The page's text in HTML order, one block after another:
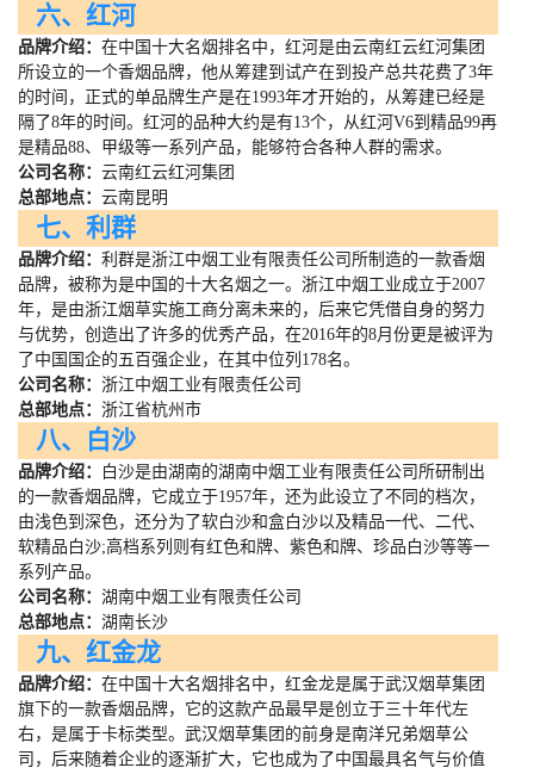
六、红河
品牌介绍： 在中国十大名烟排名中，红河是由云南红云红河集团
所设立的一个香烟品牌，他从筹建到试产在到投产总共花费了3年
的时间，正式的单品牌生产是在1993年才开始的，从筹建已经是
隔了8年的时间。红河的品种大约是有13个，从红河 V6到精品99再
是精品88、甲级等一系列产品，能够符合各种人群的需求。
公司名称： 云南红云红河集团
总部地点： 云南昆明
七、利群
品牌介绍： 利群是浙江中烟工业有限责任公司所制造的一款香烟
品牌，被称为是中国的十大名烟之一。浙江中烟工业成立于2007
年，是由浙江烟草实施工商分离未来的，后来它凭借自身的努力
与优势，创造出了许多的优秀产品，在2016年的8月份更是被评为
了中国国企的五百强企业，在其中位列 178名。
公司名称： 浙江中烟工业有限责任公司
总部地点： 浙江省杭州市
八、白沙
品牌介绍：
白沙是由湖南的湖南中烟工业有限责任公司所研制出
的一款香烟品牌，它成立于1957年，还为此设立了不同的档次，
由浅色到深色，还分为了软白沙和盒白沙以及精品一代、二代、
软精品白沙;高档系列则有红色和牌、紫色和牌、珍品白沙等等一
系列产品。
公司名称： 湖南中烟工业有限责任公司
总部地点： 湖南长沙
九、红金龙
品牌介绍： 在中国十大名烟排名中，红金龙是属于武汉烟草集团
旗下的一款香烟品牌，它的这款产品最早是创立于三十年代左
右，是属于卡标类型。武汉烟草集团的前身是南洋兄弟烟草公
司，后来随着企业的逐渐扩大，它也成为了中国最具名气与价值